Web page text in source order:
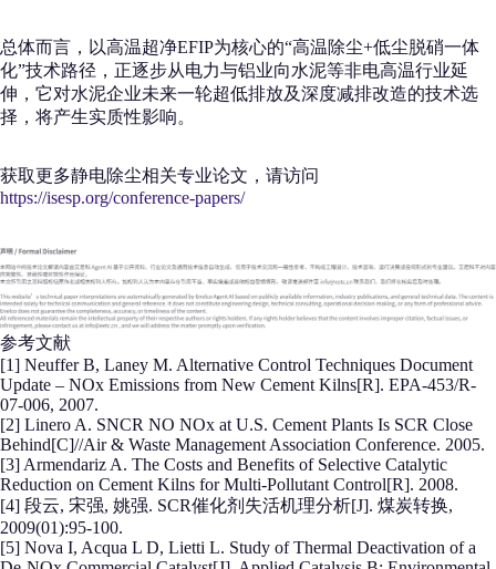
总体而言，以高温超净EFIP为核心的“高温除尘+低尘脱硝一体
化”技术路径，正逐步从电力与铝业向水泥等非电高温行业延
伸，它对水泥企业未来一轮超低排放及深度减排改造的技术选
择，将产生实质性影响。
获取更多静电除尘相关专业论文，请访问
https://isesp.org/conference-papers/
参考文献
[1] Neuffer B, Laney M. Alternative Control Techniques Document
Update – NOx Emissions from New Cement Kilns[R]. EPA-453/R-
07-006, 2007.
[2] Linero A. SNCR NO NOx at U.S. Cement Plants Is SCR Close
Behind[C]//Air & Waste Management Association Conference. 2005.
[3] Armendariz A. The Costs and Benefits of Selective Catalytic
Reduction on Cement Kilns for Multi-Pollutant Control[R]. 2008.
[4] 段云, 宋强, 姚强. SCR催化剂失活机理分析[J]. 煤炭转换,
2009(01):95-100.
[5] Nova I, Acqua L D, Lietti L. Study of Thermal Deactivation of a